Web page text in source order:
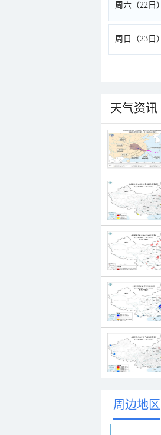
周六（22日）
周日（23日）
天气资讯
周边地区